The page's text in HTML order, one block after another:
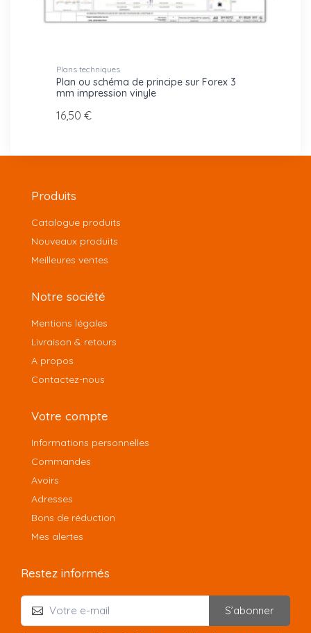
Plans techniques
Plan ou schéma de principe sur Forex 3
mm impression vinyle
16,50 €
Produits
Catalogue produits
Nouveaux produits
Meilleures ventes
Notre société
Mentions légales
Livraison & retours
A propos
Contactez-nous
Votre compte
Informations personnelles
Commandes
Avoirs
Adresses
Bons de réduction
Mes alertes
Restez informés
S’abonner